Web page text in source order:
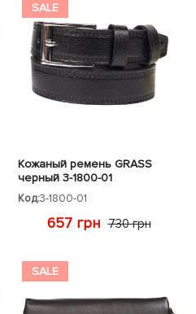
SALE
Кожаный ремень GRASS
черный 3-1800-01
Код:3-1800-01
657 грн 730 грн
SALE